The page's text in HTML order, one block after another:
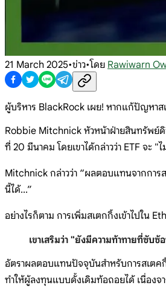
21 March 2025•ข่าว•โดย Rawiwarn
ผู้บริหาร BlackRock เผย! หากแก้ปัญหาส
Robbie Mitchnick หัวหน้าฝ่ายสินทรัพย์ดิ
ที่ 20 มีนาคม โดยเขาได้กล่าวว่า ETF จ
Mitchnick กล่าวว่า “ผลตอบแทนจากกา
นี้ได้...”
อย่างไรก็ตาม การเพิ่มสเตกกิ้งเข้าไปใน
เขาเสริมว่า "ยังมีความท้าทายที่ซั
อัตราผลตอบแทนปัจจุบันสำหรับการสเตค
ทำให้ผู้ลงทุนแบบดั้งเดิมท้อถอยได้ เนื่องจ